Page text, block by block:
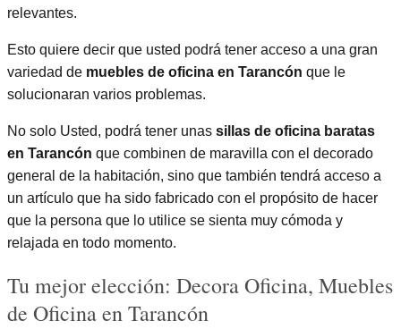
relevantes.
Esto quiere decir que usted podrá tener acceso a una gran
variedad de muebles de oficina en Tarancón que le
solucionaran varios problemas.
No solo Usted, podrá tener unas sillas de oficina baratas
en Tarancón que combinen de maravilla con el decorado
general de la habitación, sino que también tendrá acceso a
un artículo que ha sido fabricado con el propósito de hacer
que la persona que lo utilice se sienta muy cómoda y
relajada en todo momento.
Tu mejor elección: Decora Oficina, Muebles
de Oficina en Tarancón